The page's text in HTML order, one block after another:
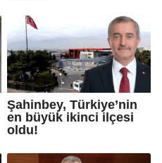
Şahinbey, Türkiye’nin
en büyük ikinci ilçesi
oldu!